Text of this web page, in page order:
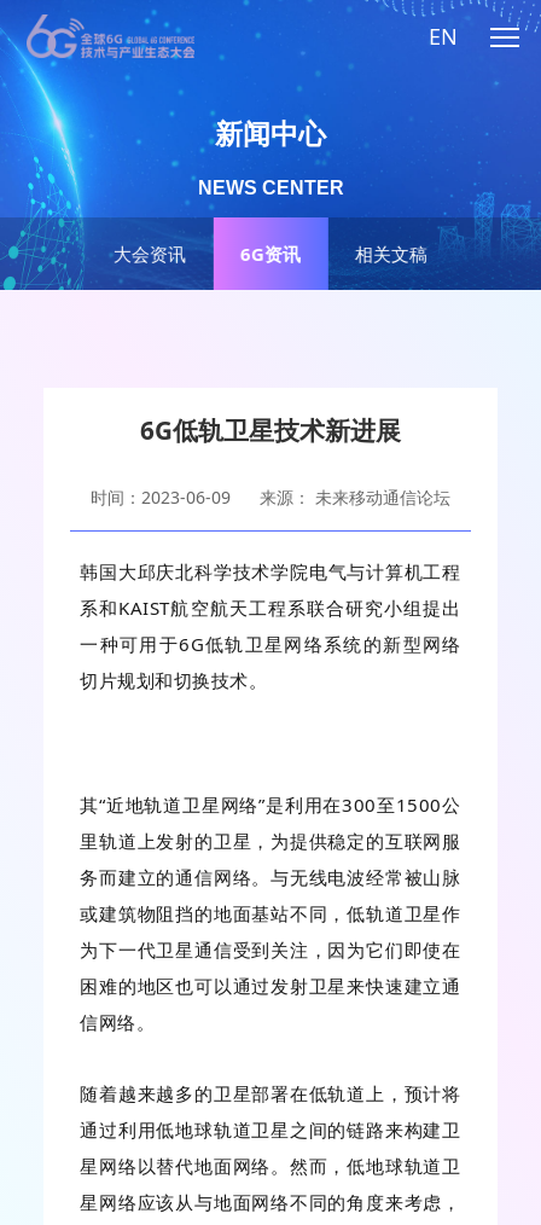
EN
大会资讯 6G资讯 相关文稿
新闻中心
NEWS CENTER
6G低轨卫星技术新进展
时间：2023-06-09 来源： 未来移动通信论坛
韩国大邱庆北科学技术学院电气与计算机工程
系和KAIST航空航天工程系联合研究小组提出
一种可用于6G低轨卫星网络系统的新型网络
切片规划和切换技术。
其“近地轨道卫星网络”是利用在300至1500公
里轨道上发射的卫星，为提供稳定的互联网服
务而建立的通信网络。与无线电波经常被山脉
或建筑物阻挡的地面基站不同，低轨道卫星作
为下一代卫星通信受到关注，因为它们即使在
困难的地区也可以通过发射卫星来快速建立通
信网络。
随着越来越多的卫星部署在低轨道上，预计将
通过利用低地球轨道卫星之间的链路来构建卫
星网络以替代地面网络。然而，低地球轨道卫
星网络应该从与地面网络不同的角度来考虑，